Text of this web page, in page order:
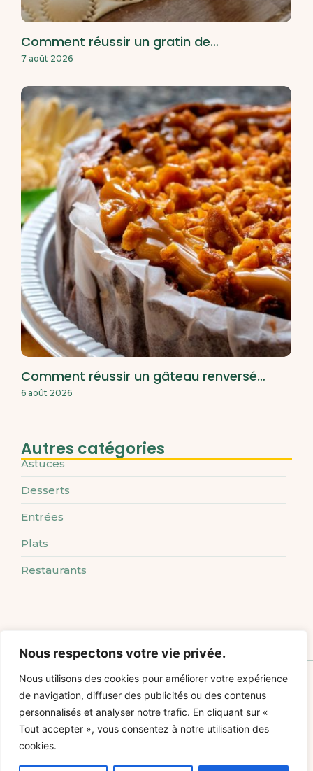
Nous respectons votre vie privée.
Nous utilisons des cookies pour améliorer votre expérience
de navigation, diffuser des publicités ou des contenus
personnalisés et analyser notre trafic. En cliquant sur «
Tout accepter », vous consentez à notre utilisation des
cookies.
Comment réussir un gratin de…
7 août 2026
Comment réussir un gâteau renversé…
6 août 2026
Autres catégories
Astuces
Desserts
Entrées
Plats
Restaurants
Verrine fraîche au tartare de concombre, tomate et mousse de thon